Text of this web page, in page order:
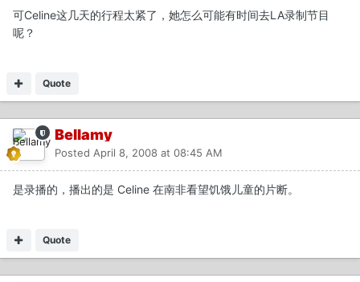
可Celine这几天的行程太紧了，她怎么可能有时间去LA录制节目
呢？
Quote
Bellamy
Posted April 8, 2008 at 08:45 AM
是录播的，播出的是 Celine 在南非看望饥饿儿童的片断。
Quote